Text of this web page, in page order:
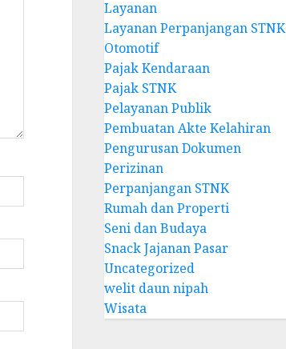
Layanan
Layanan Perpanjangan STNK
Otomotif
Pajak Kendaraan
Pajak STNK
Pelayanan Publik
Pembuatan Akte Kelahiran
Pengurusan Dokumen
Perizinan
Perpanjangan STNK
Rumah dan Properti
Seni dan Budaya
Snack Jajanan Pasar
Uncategorized
welit daun nipah
Wisata